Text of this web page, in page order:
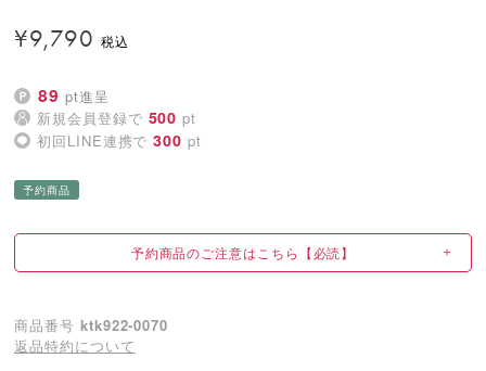
¥9,790
89 pt進呈
新規会員登録で 500 pt
初回LINE連携で 300 pt
予約商品
予約商品のご注意はこちら【必読】
商品番号 ktk922-0070
返品特約について